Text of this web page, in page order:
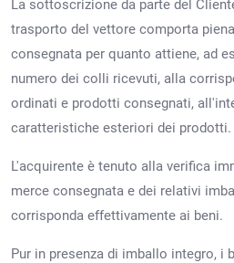
La sottoscrizione da parte del
trasporto del vettore comporta
consegnata per quanto attiene, ad
numero dei colli ricevuti, alla
ordinati e prodotti consegnati,
caratteristiche esteriori dei prodotti.
L'acquirente è tenuto alla verifica
merce consegnata e dei relativi
corrisponda effettivamente ai beni.
Pur in presenza di imballo integro, i